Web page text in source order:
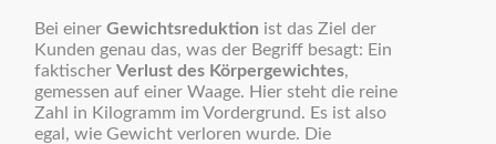
Bei einer Gewichtsreduktion ist das Ziel der
Kunden genau das, was der Begriff besagt: Ein
faktischer Verlust des Körpergewichtes,
gemessen auf einer Waage. Hier steht die reine
Zahl in Kilogramm im Vordergrund. Es ist also
egal, wie Gewicht verloren wurde. Die